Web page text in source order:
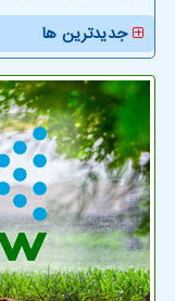
جدیدترین ها